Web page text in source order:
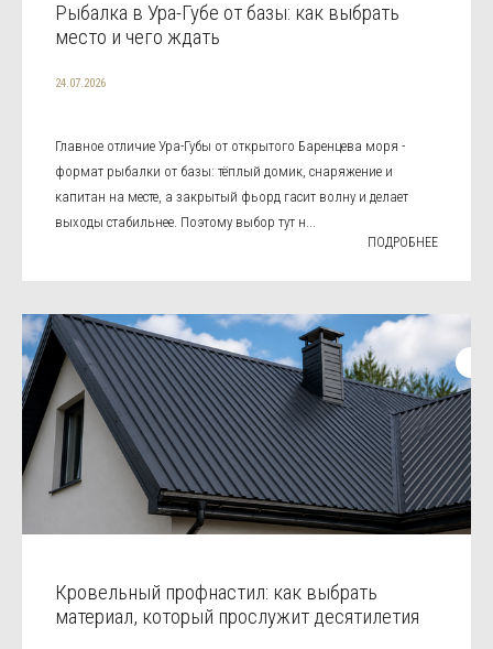
Рыбалка в Ура-Губе от базы: как выбрать
место и чего ждать
24.07.2026
Главное отличие Ура-Губы от открытого Баренцева моря -
формат рыбалки от базы: тёплый домик, снаряжение и
капитан на месте, а закрытый фьорд гасит волну и делает
выходы стабильнее. Поэтому выбор тут н...
ПОДРОБНЕЕ
Кровельный профнастил: как выбрать
материал, который прослужит десятилетия